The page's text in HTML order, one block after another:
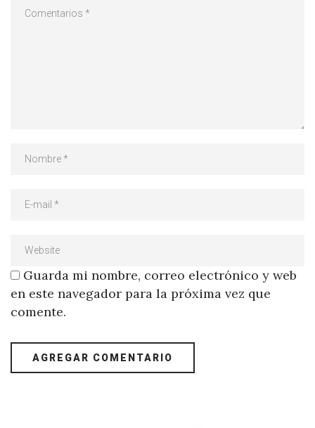
Guarda mi nombre, correo electrónico y web
en este navegador para la próxima vez que
comente.